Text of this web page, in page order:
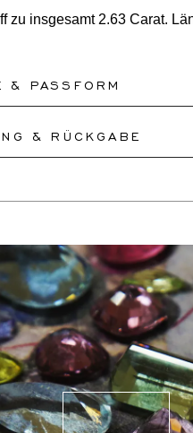
zu insgesamt 2.63 Carat.
& PASSFORM
unserem Team den
anpassen oder
ist.
& RÜCKGABE
oder umtauschen.
Größenänderung erforderlich
den genauen
Informationen besuchen Sie